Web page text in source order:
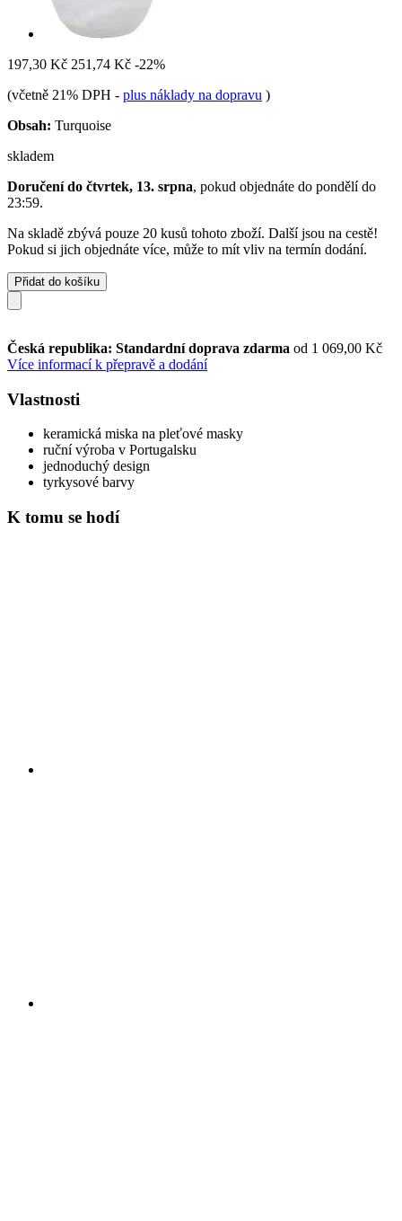
197,30 Kč 251,74 Kč -22%
(včetně 21% DPH - plus náklady na dopravu )
Obsah: Turquoise
skladem
Doručení do čtvrtek, 13. srpna, pokud objednáte do pondělí do
23:59.
Na skladě zbývá pouze 20 kusů tohoto zboží. Další jsou na cestě!
Pokud si jich objednáte více, může to mít vliv na termín dodání.
Přidat do košíku
Česká republika: Standardní doprava zdarma od 1 069,00 Kč
Více informací k přepravě a dodání
Vlastnosti
keramická miska na pleťové masky
ruční výroba v Portugalsku
jednoduchý design
tyrkysové barvy
K tomu se hodí